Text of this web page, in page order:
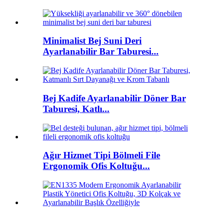
Minimalist Bej Suni Deri
Ayarlanabilir Bar Taburesi...
Bej Kadife Ayarlanabilir Döner Bar
Taburesi, Katlı...
Ağır Hizmet Tipi Bölmeli File
Ergonomik Ofis Koltuğu...